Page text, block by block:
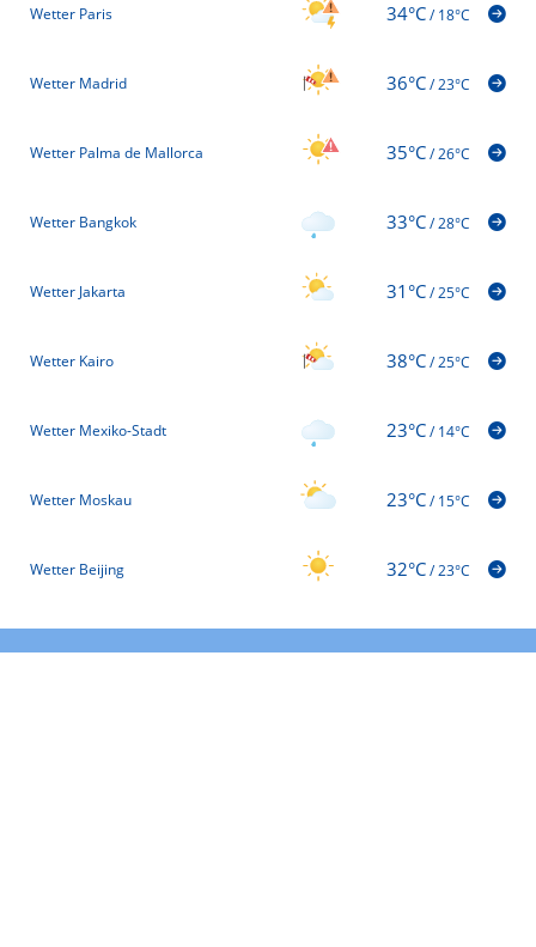
Wetter Paris 34°C/18°C
Wetter Madrid 36°C/23°C
Wetter Palma de Mallorca 35°C/26°C
Wetter Bangkok 33°C/28°C
Wetter Jakarta 31°C/25°C
Wetter Kairo 38°C/25°C
Wetter Mexiko-Stadt 23°C/14°C
Wetter Moskau 23°C/15°C
Wetter Beijing 32°C/23°C